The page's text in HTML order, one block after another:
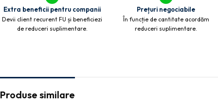
Extra beneficii pentru companii
Devii client recurent FU și beneficiezi
de reduceri suplimentare.
Prețuri negociabile
În funcție de cantitate acordăm
reduceri suplimentare.
Produse similare